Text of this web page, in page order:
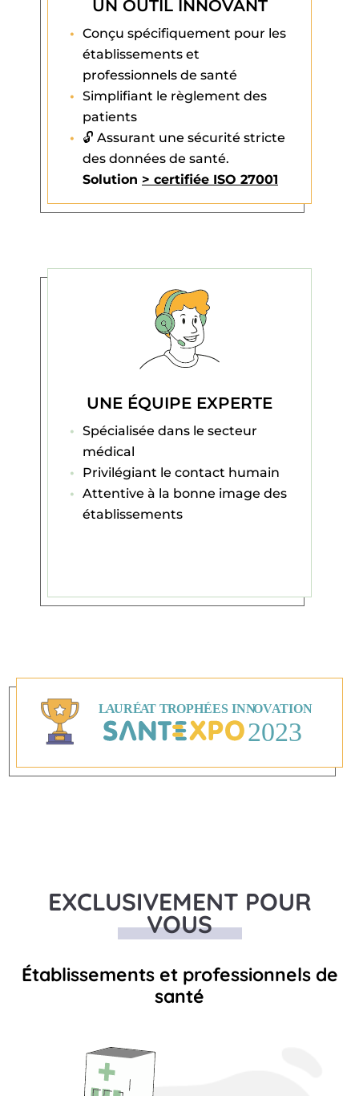
UN OUTIL INNOVANT
Conçu spécifiquement pour les
établissements et
professionnels de santé
Simplifiant le règlement des
patients
🔓 Assurant une sécurité stricte
des données de santé.
Solution > certifiée ISO 27001
UNE ÉQUIPE EXPERTE
Spécialisée dans le secteur
médical
Privilégiant le contact humain
Attentive à la bonne image des
établissements
EXCLUSIVEMENT POUR
VOUS
Établissements et professionnels de
santé